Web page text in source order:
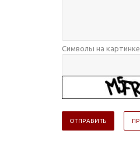
Символы на картинке